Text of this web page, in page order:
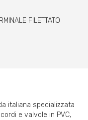
FILETTATO
italiana specializzata
e valvole in PVC,